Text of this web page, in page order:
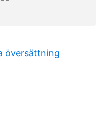
översättning